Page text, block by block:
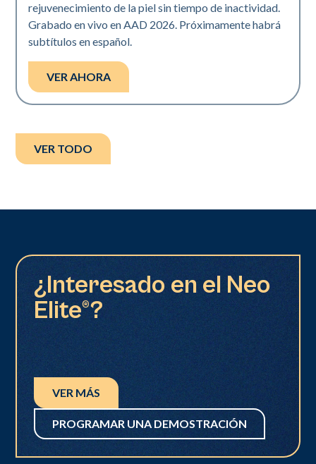
rejuvenecimiento de la piel sin tiempo de inactividad.
Grabado en vivo en AAD 2026. Próximamente habrá
subtítulos en español.
VER AHORA
VER TODO
¿Interesado en el Neo
Elite®?
VER MÁS
PROGRAMAR UNA DEMOSTRACIÓN